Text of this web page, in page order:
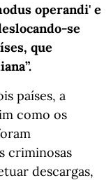
operandi' e
se
que
países, a
como os
criminosas
descargas,